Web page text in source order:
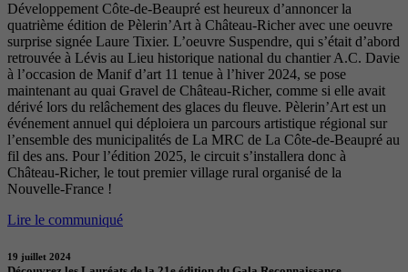
Développement Côte-de-Beaupré est heureux d’annoncer la
quatrième édition de Pèlerin’Art à Château-Richer avec une oeuvre
surprise signée Laure Tixier. L’oeuvre Suspendre, qui s’était d’abord
retrouvée à Lévis au Lieu historique national du chantier A.C. Davie
à l’occasion de Manif d’art 11 tenue à l’hiver 2024, se pose
maintenant au quai Gravel de Château-Richer, comme si elle avait
dérivé lors du relâchement des glaces du fleuve. Pèlerin’Art est un
événement annuel qui déploiera un parcours artistique régional sur
l’ensemble des municipalités de La MRC de La Côte-de-Beaupré au
fil des ans. Pour l’édition 2025, le circuit s’installera donc à
Château-Richer, le tout premier village rural organisé de la
Nouvelle-France !
Lire le communiqué
19 juillet 2024